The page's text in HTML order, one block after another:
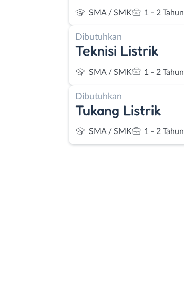
SMA / SMK 1 - 2 Tahun
Dibutuhkan
Teknisi Listrik
SMA / SMK 1 - 2 Tahun
Dibutuhkan
Tukang Listrik
SMA / SMK 1 - 2 Tahun